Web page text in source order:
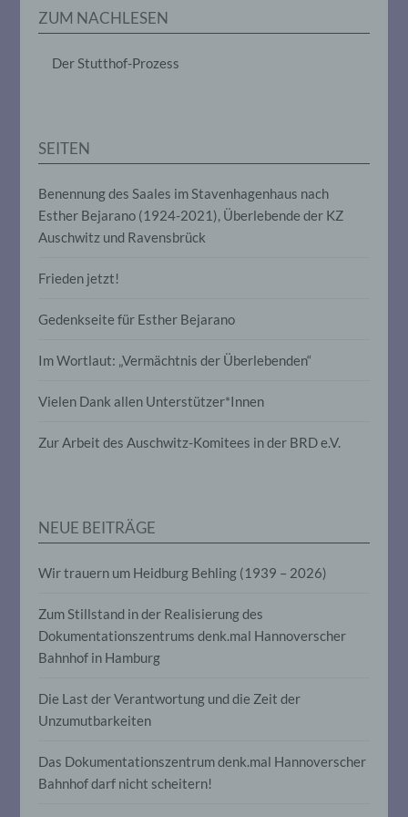
ZUM NACHLESEN
Der Stutthof-Prozess
SEITEN
Benennung des Saales im Stavenhagenhaus nach
Esther Bejarano (1924-2021), Überlebende der KZ
Auschwitz und Ravensbrück
Frieden jetzt!
Gedenkseite für Esther Bejarano
Im Wortlaut: „Vermächtnis der Überlebenden“
Vielen Dank allen Unterstützer*Innen
Zur Arbeit des Auschwitz-Komitees in der BRD e.V.
NEUE BEITRÄGE
Wir trauern um Heidburg Behling (1939 – 2026)
Zum Stillstand in der Realisierung des
Dokumentationszentrums denk.mal Hannoverscher
Bahnhof in Hamburg
Die Last der Verantwortung und die Zeit der
Unzumutbarkeiten
Das Dokumentationszentrum denk.mal Hannoverscher
Bahnhof darf nicht scheitern!
das Ordnen, die Speicherung, die
Anpassung oder Veränderung, das
die Offenlegung durch Übermittlung,
d) Einschränkung der Verarbeitung
Einschränkung der Verarbeitung ist die
ihre künftige Verarbeitung einzuschränken.
Verarbeitung personenbezogener Daten,
werden, um bestimmte persönliche
Gesundheit, persönlicher Vorlieben,
Interessen, Zuverlässigkeit, Verhalten,
Aufenthaltsort oder Ortswechsel dieser
natürlichen Person zu analysieren oder
f) Pseudonymisierung
Pseudonymisierung ist die Verarbeitung
personenbezogener Daten in einer Weise,
auf welche die personenbezogenen Daten
Informationen nicht mehr einer
spezifischen betroffenen Person